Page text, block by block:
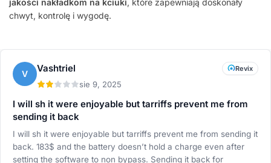
jakości nakładkom na kciuki, które zapewniają doskonały
chwyt, kontrolę i wygodę.
V Vashtriel
sie 9, 2025
Revix
I will sh it were enjoyable but tarriffs prevent me from
sending it back
I will sh it were enjoyable but tarriffs prevent me from sending it
back. 183$ and the battery doesn’t hold a charge even after
setting the software to non bypass. Sending it back for